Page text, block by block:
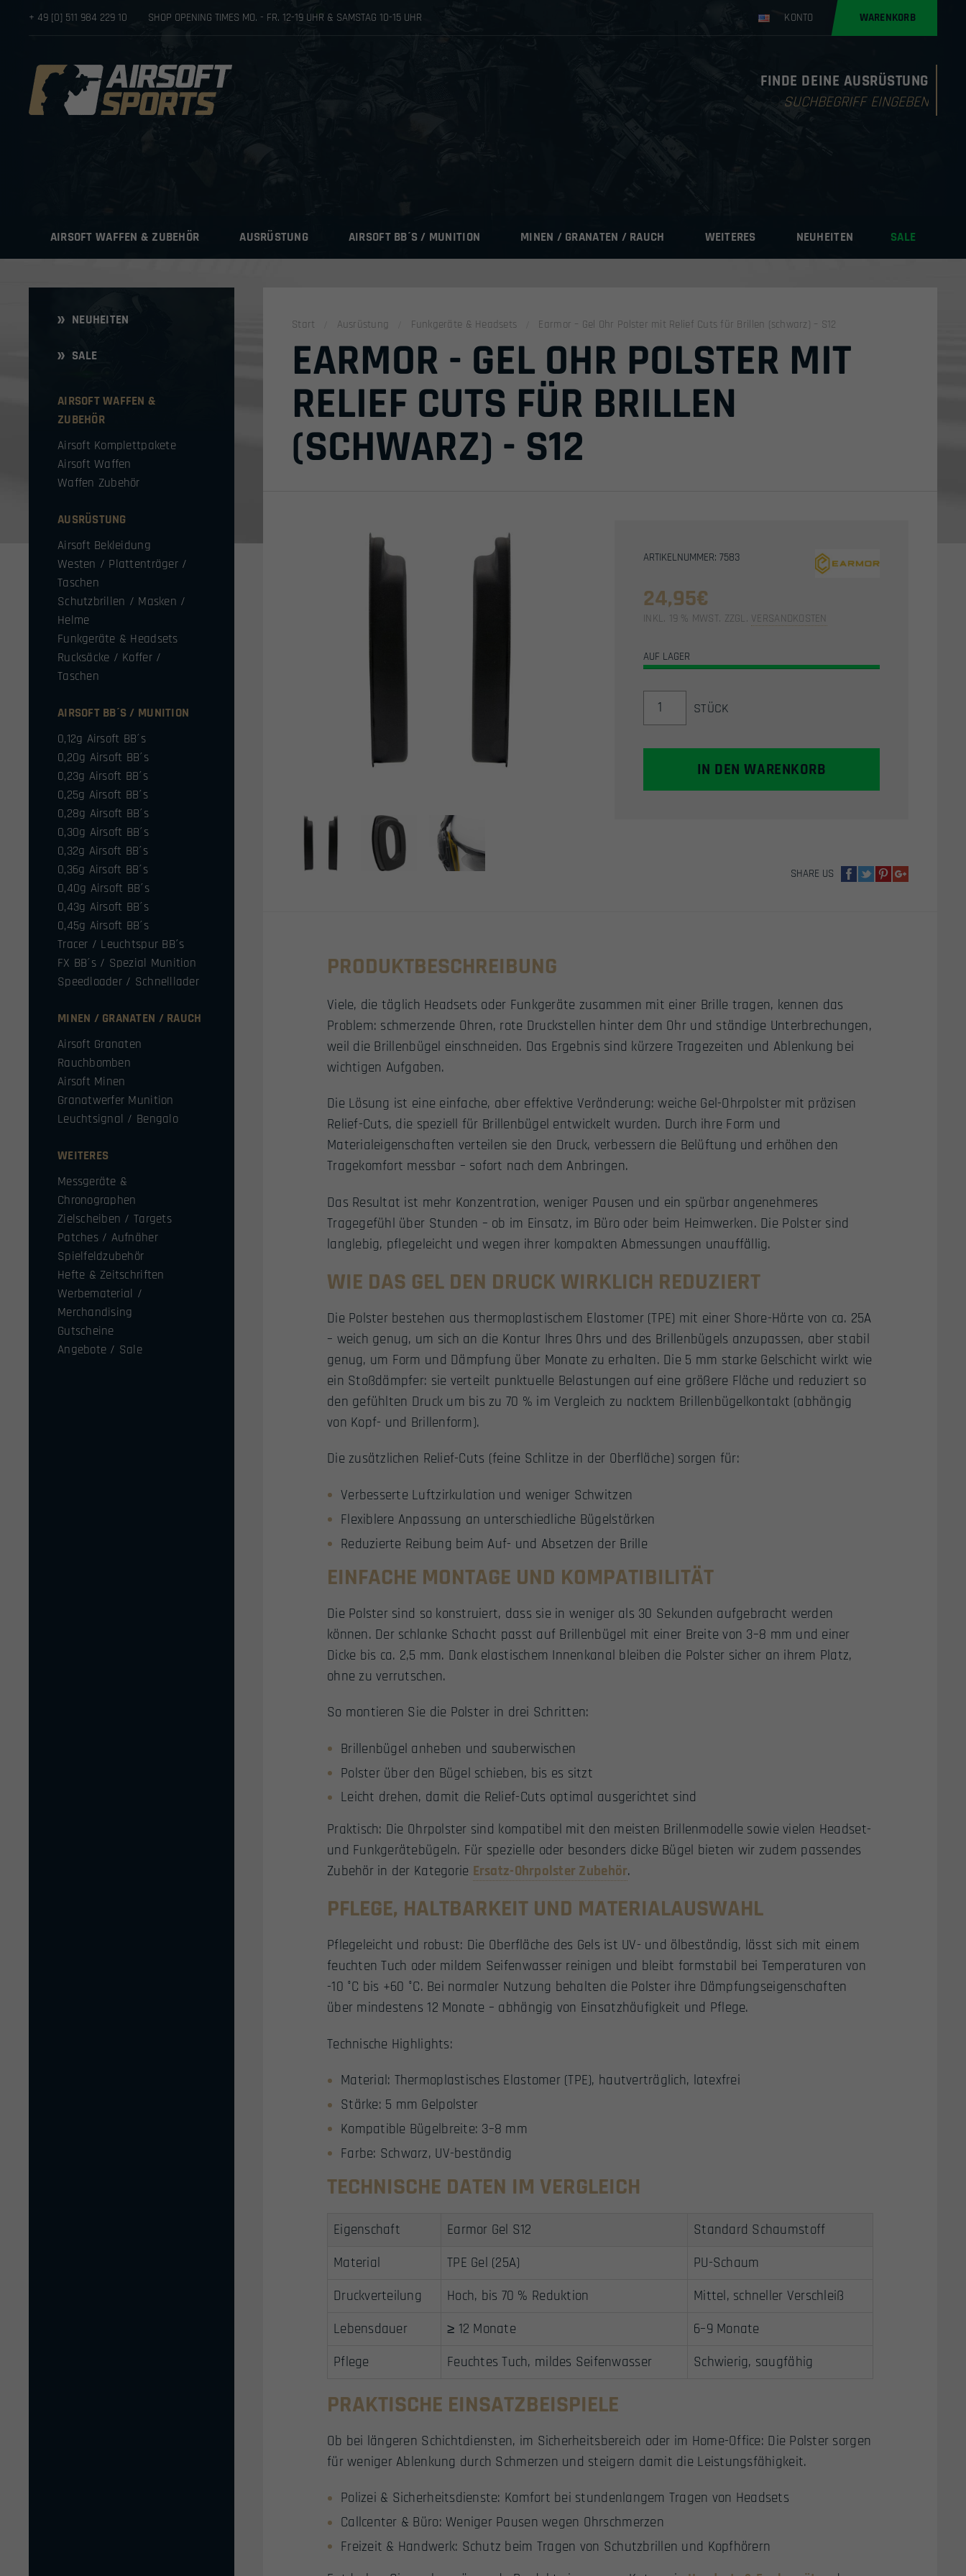
+ 49 [0] 511 984 229 10 SHOP OPENING TIMES MO. - FR. 12-19 UHR & SAMSTAG 10-15 UHR KONTO WARENKORB
FINDE DEINE AUSRÜSTUNG
Products
AIRSOFT WAFFEN & ZUBEHÖR AUSRÜSTUNG AIRSOFT BB´S / MUNITION MINEN / GRANATEN / RAUCH WEITERES NEUHEITEN SALE
NEUHEITEN
SALE
AIRSOFT WAFFEN &
ZUBEHÖR
Airsoft Komplettpakete
Airsoft Waffen
Waffen Zubehör
AUSRÜSTUNG
Airsoft Bekleidung
Westen / Plattenträger /
Taschen
Schutzbrillen / Masken /
Helme
Funkgeräte & Headsets
Rucksäcke / Koffer /
Taschen
AIRSOFT BB´S / MUNITION
0,12g Airsoft BB´s
0,20g Airsoft BB´s
0,23g Airsoft BB´s
0,25g Airsoft BB´s
0,28g Airsoft BB´s
0,30g Airsoft BB´s
0,32g Airsoft BB´s
0,36g Airsoft BB´s
0,40g Airsoft BB´s
0,43g Airsoft BB´s
0,45g Airsoft BB´s
Tracer / Leuchtspur BB´s
FX BB´s / Spezial Munition
Speedloader / Schnelllader
MINEN / GRANATEN / RAUCH
Airsoft Granaten
Rauchbomben
Airsoft Minen
Granatwerfer Munition
Leuchtsignal / Bengalo
WEITERES
Messgeräte &
Chronographen
Zielscheiben / Targets
Patches / Aufnäher
Spielfeldzubehör
Hefte & Zeitschriften
Werbematerial /
Merchandising
Gutscheine
Angebote / Sale
Start Ausrüstung Funkgeräte & Headsets Earmor – Gel Ohr Polster mit Relief Cuts für Brillen (schwarz) – S12
EARMOR - GEL OHR POLSTER MIT
RELIEF CUTS FÜR BRILLEN
(SCHWARZ) - S12
ARTIKELNUMMER: 7583
24,95€
INKL. 19 % MWST. ZZGL. VERSANDKOSTEN
AUF LAGER
OHR
STÜCK
IN DEN WARENKORB
SHARE US
PRODUKTBESCHREIBUNG
Viele, die täglich Headsets oder Funkgeräte zusammen mit einer Brille tragen, kennen das
Problem: schmerzende Ohren, rote Druckstellen hinter dem Ohr und ständige Unterbrechungen,
weil die Brillenbügel einschneiden. Das Ergebnis sind kürzere Tragezeiten und Ablenkung bei
wichtigen Aufgaben.
Die Lösung ist eine einfache, aber effektive Veränderung: weiche Gel-Ohrpolster mit präzisen
Relief-Cuts, die speziell für Brillenbügel entwickelt wurden. Durch ihre Form und
Materialeigenschaften verteilen sie den Druck, verbessern die Belüftung und erhöhen den
Tragekomfort messbar – sofort nach dem Anbringen.
Das Resultat ist mehr Konzentration, weniger Pausen und ein spürbar angenehmeres
Tragegefühl über Stunden – ob im Einsatz, im Büro oder beim Heimwerken. Die Polster sind
langlebig, pflegeleicht und wegen ihrer kompakten Abmessungen unauffällig.
WIE DAS GEL DEN DRUCK WIRKLICH REDUZIERT
Die Polster bestehen aus thermoplastischem Elastomer (TPE) mit einer Shore-Härte von ca. 25A
– weich genug, um sich an die Kontur Ihres Ohrs und des Brillenbügels anzupassen, aber stabil
genug, um Form und Dämpfung über Monate zu erhalten. Die 5 mm starke Gelschicht wirkt wie
ein Stoßdämpfer: sie verteilt punktuelle Belastungen auf eine größere Fläche und reduziert so
den gefühlten Druck um bis zu 70 % im Vergleich zu nacktem Brillenbügelkontakt (abhängig
von Kopf- und Brillenform).
Die zusätzlichen Relief-Cuts (feine Schlitze in der Oberfläche) sorgen für:
Verbesserte Luftzirkulation und weniger Schwitzen
Flexiblere Anpassung an unterschiedliche Bügelstärken
Reduzierte Reibung beim Auf- und Absetzen der Brille
EINFACHE MONTAGE UND KOMPATIBILITÄT
Die Polster sind so konstruiert, dass sie in weniger als 30 Sekunden aufgebracht werden
können. Der schlanke Schacht passt auf Brillenbügel mit einer Breite von 3–8 mm und einer
Dicke bis ca. 2,5 mm. Dank elastischem Innenkanal bleiben die Polster sicher an ihrem Platz,
ohne zu verrutschen.
So montieren Sie die Polster in drei Schritten:
Brillenbügel anheben und sauberwischen
Polster über den Bügel schieben, bis es sitzt
Leicht drehen, damit die Relief-Cuts optimal ausgerichtet sind
Praktisch: Die Ohrpolster sind kompatibel mit den meisten Brillenmodelle sowie vielen Headset-
und Funkgerätebügeln. Für spezielle oder besonders dicke Bügel bieten wir zudem passendes
Zubehör in der Kategorie Ersatz-Ohrpolster Zubehör.
PFLEGE, HALTBARKEIT UND MATERIALAUSWAHL
Pflegeleicht und robust: Die Oberfläche des Gels ist UV- und ölbeständig, lässt sich mit einem
feuchten Tuch oder mildem Seifenwasser reinigen und bleibt formstabil bei Temperaturen von
-10 °C bis +60 °C. Bei normaler Nutzung behalten die Polster ihre Dämpfungseigenschaften
über mindestens 12 Monate – abhängig von Einsatzhäufigkeit und Pflege.
Technische Highlights:
Material: Thermoplastisches Elastomer (TPE), hautverträglich, latexfrei
Stärke: 5 mm Gelpolster
Kompatible Bügelbreite: 3–8 mm
Farbe: Schwarz, UV-beständig
TECHNISCHE DATEN IM VERGLEICH
Eigenschaft Earmor Gel S12
Standard Schaumstoff
Material
TPE Gel (25A)
PU-Schaum
Druckverteilung
Hoch, bis 70 % Reduktion
Mittel, schneller Verschleiß
Lebensdauer
≥ 12 Monate
6–9 Monate
Pflege
Feuchtes Tuch, mildes Seifenwasser Schwierig, saugfähig
PRAKTISCHE EINSATZBEISPIELE
Ob bei längeren Schichtdiensten, im Sicherheitsbereich oder im Home-Office: Die Polster sorgen
für weniger Ablenkung durch Schmerzen und steigern damit die Leistungsfähigkeit.
Polizei & Sicherheitsdienste: Komfort bei stundenlangem Tragen von Headsets
Callcenter & Büro: Weniger Pausen wegen Ohrschmerzen
Freizeit & Handwerk: Schutz beim Tragen von Schutzbrillen und Kopfhörern